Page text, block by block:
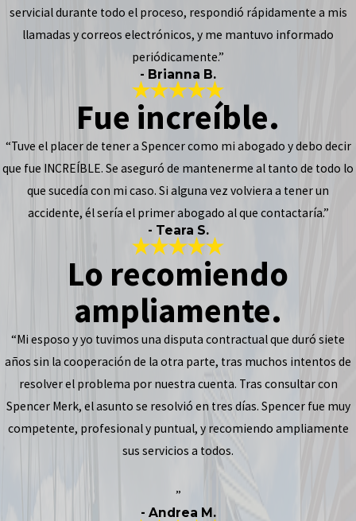
servicial durante todo el proceso, respondió rápidamente a mis
llamadas y correos electrónicos, y me mantuvo informado
periódicamente.”
- Brianna B.
Fue increíble.
“Tuve el placer de tener a Spencer como mi abogado y debo decir
que fue INCREÍBLE. Se aseguró de mantenerme al tanto de todo lo
que sucedía con mi caso. Si alguna vez volviera a tener un
accidente, él sería el primer abogado al que contactaría.”
- Teara S.
Lo recomiendo
ampliamente.
“Mi esposo y yo tuvimos una disputa contractual que duró siete
años sin la cooperación de la otra parte, tras muchos intentos de
resolver el problema por nuestra cuenta. Tras consultar con
Spencer Merk, el asunto se resolvió en tres días. Spencer fue muy
competente, profesional y puntual, y recomiendo ampliamente
sus servicios a todos.
”
- Andrea M.